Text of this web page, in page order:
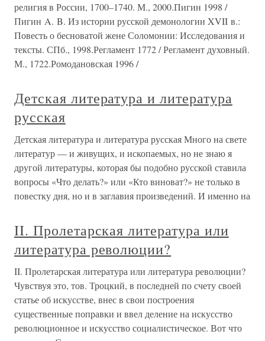
религия в России, 1700–1740. М., 2000.Пигин 1998 /
Пигин A. B. Из истории русской демонологии XVII в.:
Повесть о бесноватой жене Соломонии: Исследования и
тексты. СПб., 1998.Регламент 1772 / Регламент духовный.
М., 1722.Ромодановская 1996 /
Детская литература и литература
русская
Детская литература и литература русская Много на свете
литератур — и живущих, и ископаемых, но не знаю я
другой литературы, которая бы подобно русской ставила
вопросы «Что делать?» или «Кто виноват?» не только в
повестку дня, но и в заглавия произведений. И именно на
II. Пролетарская литература или
литература революции?
II. Пролетарская литература или литература революции?
Чувствуя это, тов. Троцкий, в последней по счету своей
статье об искусстве, внес в свои построения
существенные поправки и ввел деление на искусство
революционное и искусство социалистическое. Вот что